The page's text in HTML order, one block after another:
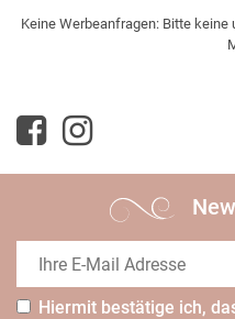
Keine Werbeanfragen: Bitte
Hiermit bestätige ich,